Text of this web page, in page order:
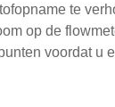
te
op de
voordat u